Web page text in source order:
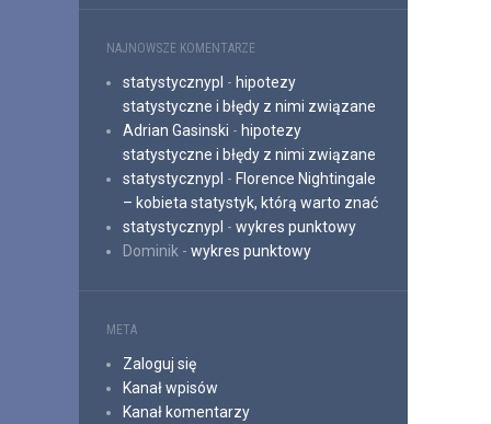
NAJNOWSZE KOMENTARZE
statystycznypl - hipotezy
statystyczne i błędy z nimi związane
Adrian Gasinski - hipotezy
statystyczne i błędy z nimi związane
statystycznypl - Florence Nightingale
– kobieta statystyk, którą warto znać
statystycznypl - wykres punktowy
Dominik - wykres punktowy
META
Zaloguj się
Kanał wpisów
Kanał komentarzy